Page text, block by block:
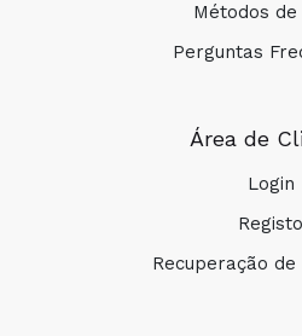
Métodos de
Perguntas
Área de
Login
Registo
Recuperação